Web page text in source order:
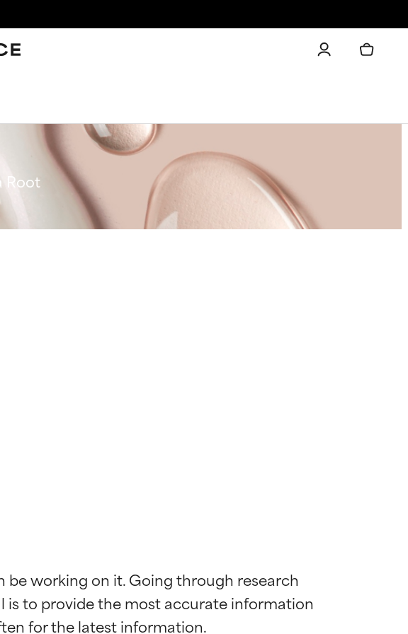
Root
be working on it. Going through research
is to provide the most accurate information
eficacia está demostrada y
eficacia está demostrada y